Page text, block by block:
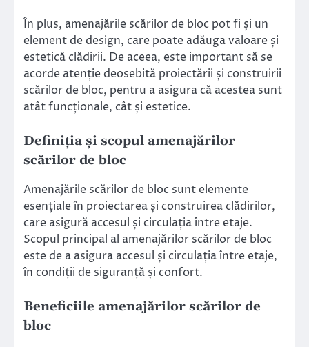
În plus, amenajările scărilor de bloc pot fi și un
element de design, care poate adăuga valoare și
estetică clădirii. De aceea, este important să se
acorde atenție deosebită proiectării și construirii
scărilor de bloc, pentru a asigura că acestea sunt
atât funcționale, cât și estetice.
Definiția și scopul amenajărilor
scărilor de bloc
Amenajările scărilor de bloc sunt elemente
esențiale în proiectarea și construirea clădirilor,
care asigură accesul și circulația între etaje.
Scopul principal al amenajărilor scărilor de bloc
este de a asigura accesul și circulația între etaje,
în condiții de siguranță și confort.
Beneficiile amenajărilor scărilor de
bloc